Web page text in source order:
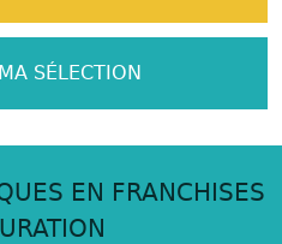
SÉLECTION
EN FRANCHISES